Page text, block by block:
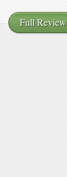
Full Review